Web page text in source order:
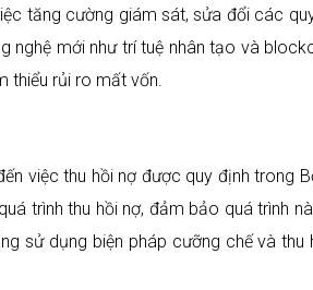
tăng cường giám sát, sửa đổi các
mới như trí tuệ nhân tạo và
thiểu rủi ro mất vốn.
việc thu hồi nợ được quy định trong
trình thu hồi nợ, đảm bảo quá trình
sử dụng biện pháp cưỡng chế và thu